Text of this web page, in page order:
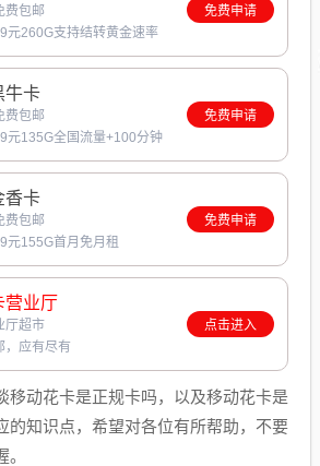
费包邮
元260G支持结转黄金速率
免费申请
牛卡
费包邮
元135G全国流量+100分钟
免费申请
香卡
费包邮
元155G首月免月租
免费申请
营业厅
厅超市
，应有尽有
点击进入
移动花卡是正规卡吗，以及移动花卡是
的知识点，希望对各位有所帮助，不要